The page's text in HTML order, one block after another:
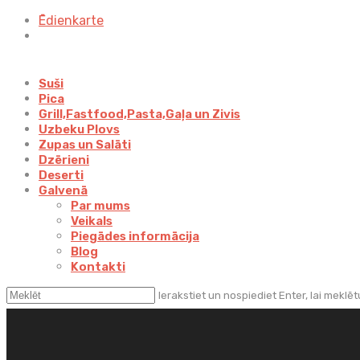
Ēdienkarte
Suši
Pica
Grill,Fastfood,Pasta,Gaļa un Zivis
Uzbeku Plovs
Zupas un Salāti
Dzērieni
Deserti
Galvenā
Par mums
Veikals
Piegādes informācija
Blog
Kontakti
Ierakstiet un nospiediet Enter, lai